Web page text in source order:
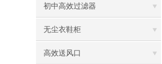
初中高效过滤器
无尘衣鞋柜
高效送风口